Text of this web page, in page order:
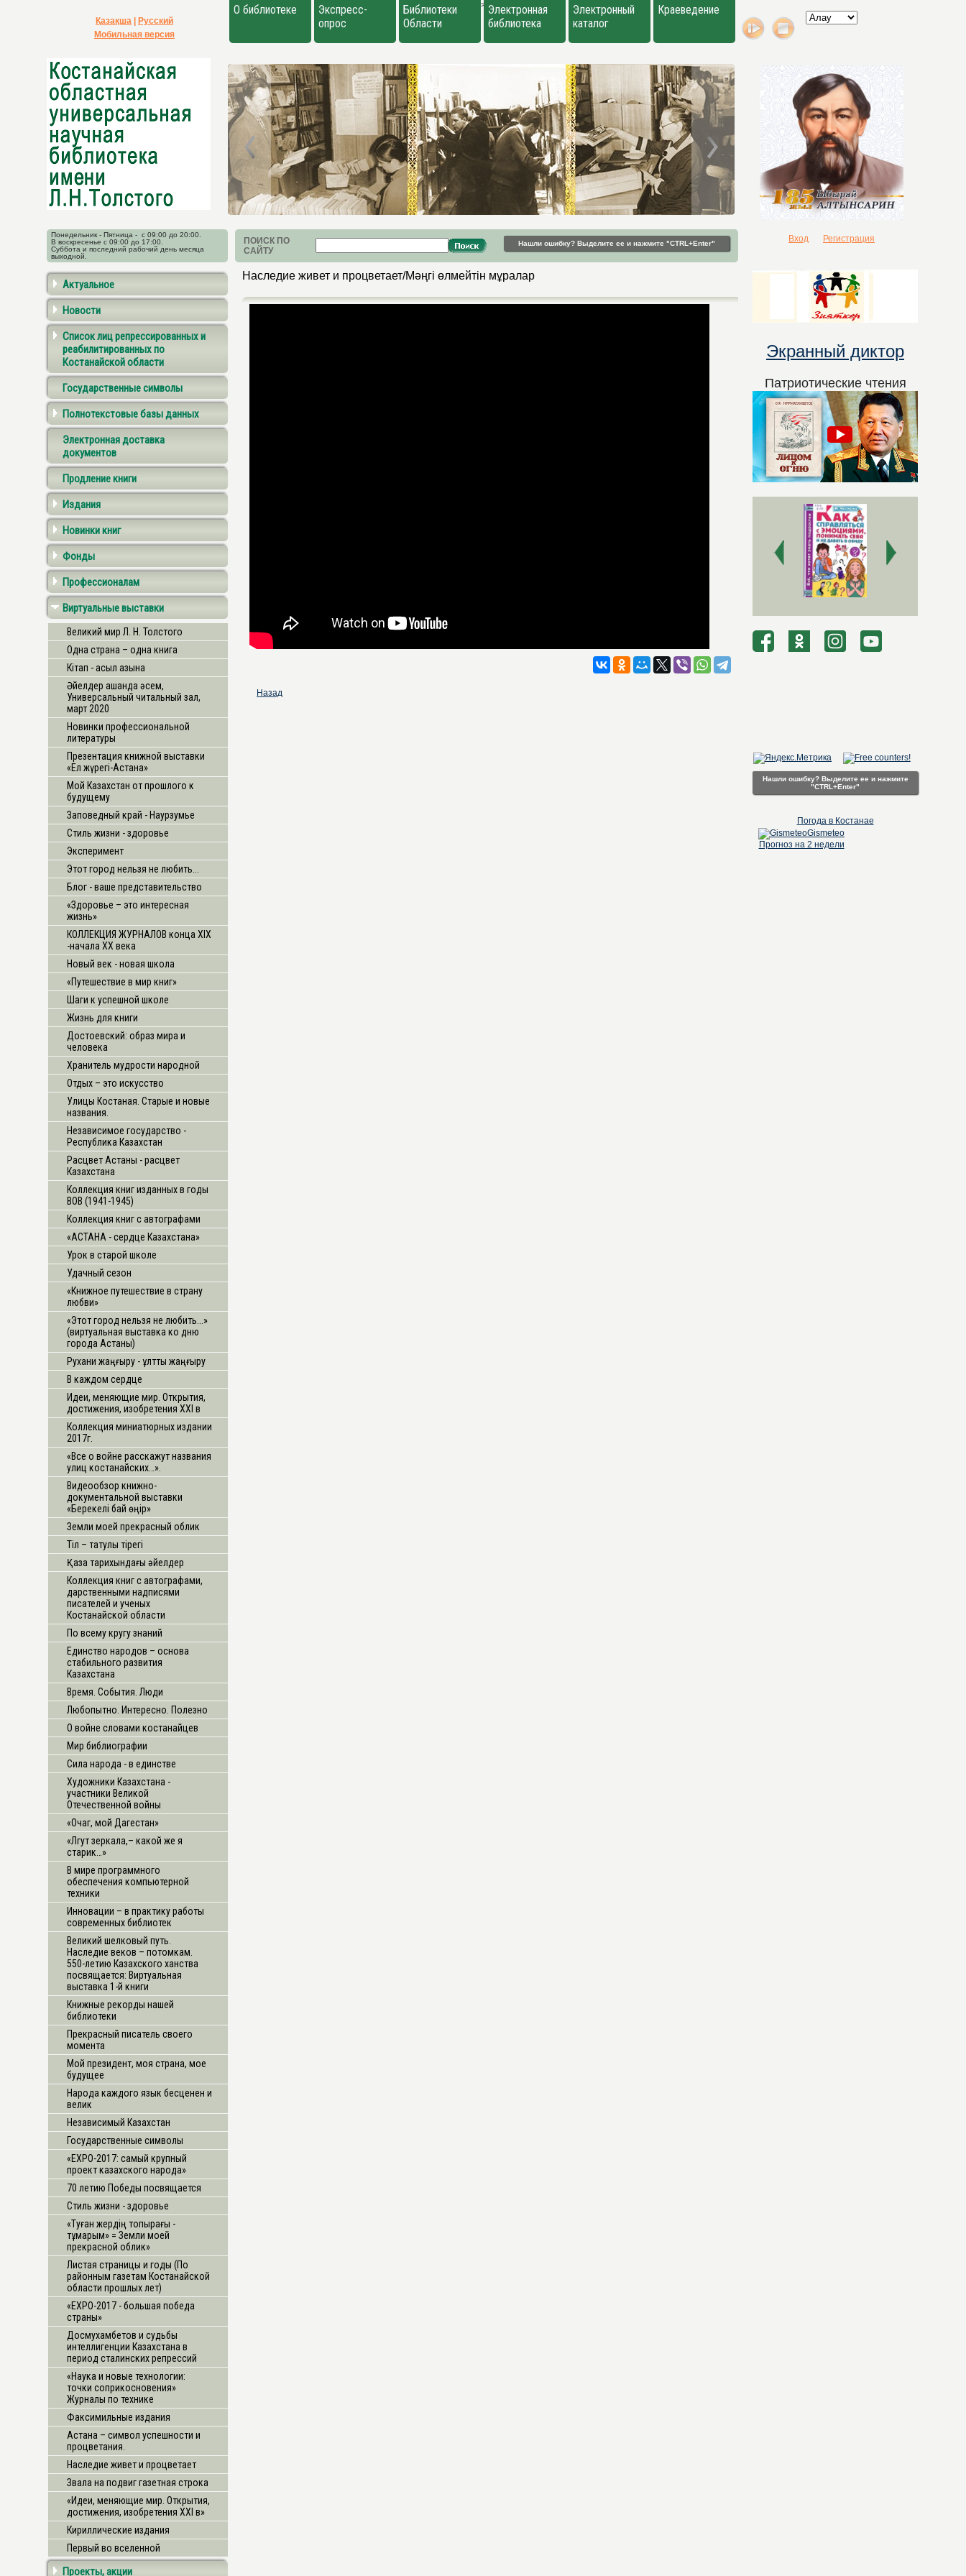
>
Қазақша
Русский
Мобильная версия
О библиотеке
Экспресс-
опрос
Библиотеки
Области
Электронная
библиотека
Электронный
каталог
Краеведение
Понедельник - Пятница - с 09:00 до 20:00.
В воскресенье с 09:00 до 17:00.
Суббота и последний рабочий день месяца
выходной.
ПОИСК ПО
САЙТУ
Нашли ошибку? Выделите ее и нажмите "CTRL+Enter" Вход Регистрация
Актуальное
Новости
Список лиц репрессированных и
реабилитированных по
Костанайской области
Государственные символы
Полнотекстовые базы данных
Электронная доставка
документов
Продление книги
Издания
Новинки книг
Фонды
Профессионалам
Виртуальные выставки
Великий мир Л. Н. Толстого
Одна страна – одна книга
Кітап - асыл қазына
Әйелдер қашанда әсем,
Универсальный читальный зал,
март 2020
Новинки профессиональной
литературы
Презентация книжной выставки
«Ел жүрегі-Астана»
Мой Казахстан от прошлого к
будущему
Заповедный край - Наурзумье
Стиль жизни - здоровье
Эксперимент
Этот город нельзя не любить...
Блог - ваше представительство
«Здоровье – это интересная
жизнь»
КОЛЛЕКЦИЯ ЖУРНАЛОВ конца XIX
-начала XX века
Новый век - новая школа
«Путешествие в мир книг»
Шаги к успешной школе
Жизнь для книги
Достоевский: образ мира и
человека
Хранитель мудрости народной
Отдых – это искусство
Улицы Костаная. Старые и новые
названия.
Независимое государство -
Республика Казахстан
Расцвет Астаны - расцвет
Казахстана
Коллекция книг изданных в годы
ВОВ (1941-1945)
Коллекция книг с автографами
«АСТАНА - сердце Казахстана»
Урок в старой школе
Удачный сезон
«Книжное путешествие в страну
любви»
«Этот город нельзя не любить...»
(виртуальная выставка ко дню
города Астаны)
Рухани жаңғыру - ұлттық жаңғыру
В каждом сердце
Идеи, меняющие мир. Открытия,
достижения, изобретения ХХI в
Коллекция миниатюрных издании
2017г.
«Все о войне расскажут названия
улиц костанайских…».
Видеообзор книжно-
документальной выставки
«Берекелі бай өңір»
Земли моей прекрасный облик
Тіл – татулық тірегі
Қазақ тарихындағы әйелдер
Коллекция книг с автографами,
дарственными надписями
писателей и ученых
Костанайской области
По всему кругу знаний
Единство народов – основа
стабильного развития
Казахстана
Время. События. Люди
Любопытно. Интересно. Полезно
О войне словами костанайцев
Мир библиографии
Сила народа - в единстве
Художники Казахстана -
участники Великой
Отечественной войны
«Очаг, мой Дагестан»
«Лгут зеркала,– какой же я
старик…»
В мире программного
обеспечения компьютерной
техники
Инновации – в практику работы
современных библиотек
Великий шелковый путь.
Наследие веков – потомкам.
550-летию Казахского ханства
посвящается: Виртуальная
выставка 1-й книги
Книжные рекорды нашей
библиотеки
Прекрасный писатель своего
момента
Мой президент, моя страна, мое
будущее
Народа каждого язык бесценен и
велик
Независимый Казахстан
Государственные символы
«ЕХРО-2017: самый крупный
проект казахского народа»
70 летию Победы посвящается
Стиль жизни - здоровье
«Туған жердің топырағы -
тұмарым» = Земли моей
прекрасной облик»
Листая страницы и годы (По
районным газетам Костанайской
области прошлых лет)
«ЕХРО-2017 - большая победа
страны»
Досмухамбетов и судьбы
интеллигенции Казахстана в
период сталинских репрессий
«Наука и новые технологии:
точки соприкосновения»
Журналы по технике
Факсимильные издания
Астана – символ успешности и
процветания.
Наследие живет и процветает
Звала на подвиг газетная строка
«Идеи, меняющие мир. Открытия,
достижения, изобретения XXI в»
Кириллические издания
Первый во вселенной
Проекты, акции
Наследие живет и процветает/Мәңгі өлмейтін мұралар
Назад
Экранный диктор
Патриотические чтения
Нашли ошибку? Выделите ее и нажмите
"CTRL+Enter"
Погода в Костанае
Gismeteo
Прогноз на 2 недели